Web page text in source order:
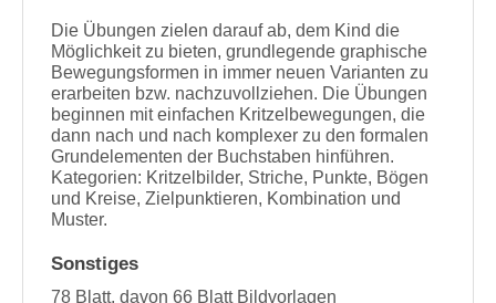
Die Übungen zielen darauf ab, dem Kind die
Möglichkeit zu bieten, grundlegende graphische
Bewegungsformen in immer neuen Varianten zu
erarbeiten bzw. nachzuvollziehen. Die Übungen
beginnen mit einfachen Kritzelbewegungen, die
dann nach und nach komplexer zu den formalen
Grundelementen der Buchstaben hinführen.
Kategorien: Kritzelbilder, Striche, Punkte, Bögen
und Kreise, Zielpunktieren, Kombination und
Muster.
Sonstiges
78 Blatt, davon 66 Blatt Bildvorlagen